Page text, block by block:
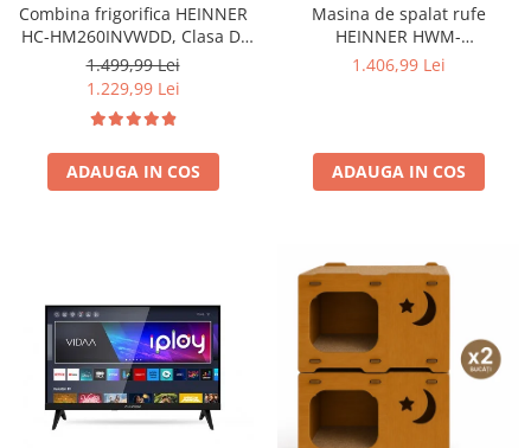
Combina frigorifica HEINNER
HC-HM260INVWDD, Clasa D,
260L, Dozator apa, Control
electronic cu termostat
ajustabil, Lumina LED, Usa
reversibila, H 180 cm, Alb
1.499,99 Lei
1.229,99 Lei
ADAUGA IN COS
Masina de spalat rufe
HEINNER HWM-
HME9014IVA10+++, 9 KG, 1400
1.406,99 Lei
ADAUGA IN COS